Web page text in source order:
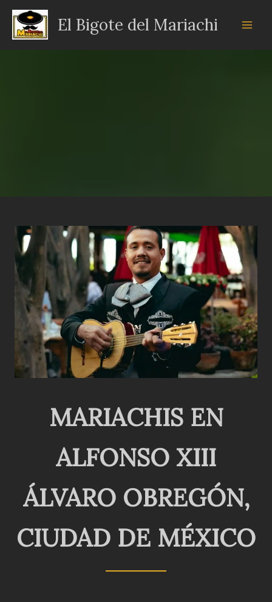
contenido
El Bigote del Mariachi
MARIACHIS EN
ALFONSO XIII
ÁLVARO OBREGÓN,
CIUDAD DE MÉXICO